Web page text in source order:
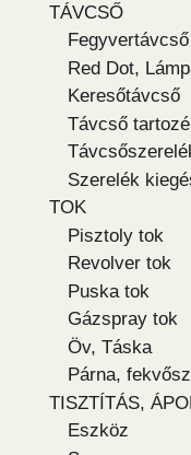
TÁVCSŐ
Fegyvertávcső
Red Dot,
Keresőtávcső
Távcső
Szerelék
TOK
Pisztoly tok
Revolver tok
Puska tok
Gázspray tok
Öv, Táska
Párna,
TISZTÍTÁS,
Eszköz